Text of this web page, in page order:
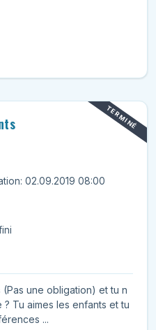
TERMINÉ
02.09.2019 08:00
tu
...